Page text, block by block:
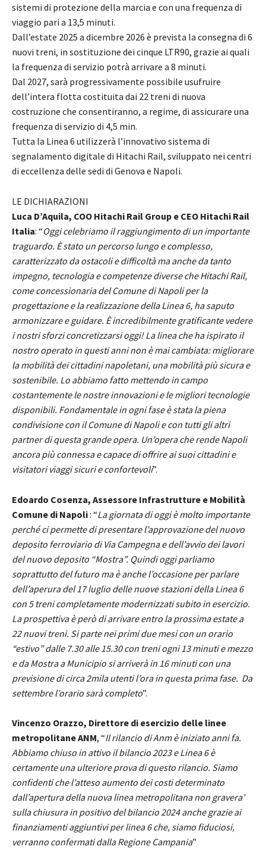
sistemi di protezione della marcia e con una frequenza di
viaggio pari a 13,5 minuti.
Dall’estate 2025 a dicembre 2026 è prevista la consegna di 6
nuovi treni, in sostituzione dei cinque LTR90, grazie ai quali
la frequenza di servizio potrà arrivare a 8 minuti.
Dal 2027, sarà progressivamente possibile usufruire
dell’intera flotta costituita dai 22 treni di nuova
costruzione che consentiranno, a regime, di assicurare una
frequenza di servizio di 4,5 min.
Tutta la Linea 6 utilizzerà l’innovativo sistema di
segnalamento digitale di Hitachi Rail, sviluppato nei centri
di eccellenza delle sedi di Genova e Napoli.
LE DICHIARAZIONI
Luca D’Aquila, COO Hitachi Rail Group e CEO Hitachi Rail
Italia: “Oggi celebriamo il raggiungimento di un importante
traguardo. È stato un percorso lungo e complesso,
caratterizzato da ostacoli e difficoltà ma anche da tanto
impegno, tecnologia e competenze diverse che Hitachi Rail,
come concessionaria del Comune di Napoli per la
progettazione e la realizzazione della Linea 6, ha saputo
armonizzare e guidare. È incredibilmente gratificante vedere
i nostri sforzi concretizzarsi oggi! La linea che ha ispirato il
nostro operato in questi anni non è mai cambiata: migliorare
la mobilità dei cittadini napoletani, una mobilità più sicura e
sostenibile. Lo abbiamo fatto mettendo in campo
costantemente le nostre innovazioni e le migliori tecnologie
disponibili. Fondamentale in ogni fase è stata la piena
condivisione con il Comune di Napoli e con tutti gli altri
partner di questa grande opera. Un’opera che rende Napoli
ancora più connessa e capace di offrire ai suoi cittadini e
visitatori viaggi sicuri e confortevoli”.
Edoardo Cosenza, Assessore Infrastrutture e Mobilità
Comune di Napoli: “La giornata di oggi è molto importante
perché ci permette di presentare l’approvazione del nuovo
deposito ferroviario di Via Campegna e dell’avvio dei lavori
del nuovo deposito “Mostra”. Quindi oggi parliamo
soprattutto del futuro ma è anche l’occasione per parlare
dell’aperura del 17 luglio delle nuove stazioni della Linea 6
con 5 treni completamente modernizzati subito in esercizio.
La prospettiva è però di arrivare entro la prossima estate a
22 nuovi treni. Si parte nei primi due mesi con un orario
“estivo” dalle 7.30 alle 15.30 con treni ogni 13 minuti e mezzo
e da Mostra a Municipio si arriverà in 16 minuti con una
previsione di circa 2mila utenti l’ora in questa prima fase. Da
settembre l’orario sarà completo”.
Vincenzo Orazzo, Direttore di esercizio delle linee
metropolitane ANM, “Il rilancio di Anm è iniziato anni fa.
Abbiamo chiuso in attivo il bilancio 2023 e Linea 6 è
certamente una ulteriore prova di questo rilancio. Siamo
confidenti che l’atteso aumento dei costi determinato
dall’apertura della nuova linea metropolitana non gravera’
sulla chiusura in positivo del bilancio 2024 anche grazie ai
finanziamenti aggiuntivi per linea 6 che, siamo fiduciosi,
verranno confermati dalla Regione Campania”